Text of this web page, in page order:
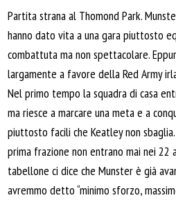
Partita strana al Thomond Park.
hanno dato vita a una gara piuttosto
combattuta ma non spettacolare.
largamente a favore della Red Army
Nel primo tempo la squadra di casa
ma riesce a marcare una meta e a
piuttosto facili che Keatley non
prima frazione non entrano mai nei 22
tabellone ci dice che Munster è già
avremmo detto “minimo sforzo,